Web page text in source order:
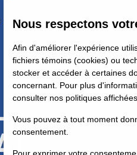
Nous respectons
Afin d'améliorer l'expérience
fichiers témoins (cookies) ou
stocker et accéder à certaines
concernant. Pour plus
consulter nos politiques
Vous pouvez à tout moment
consentement.